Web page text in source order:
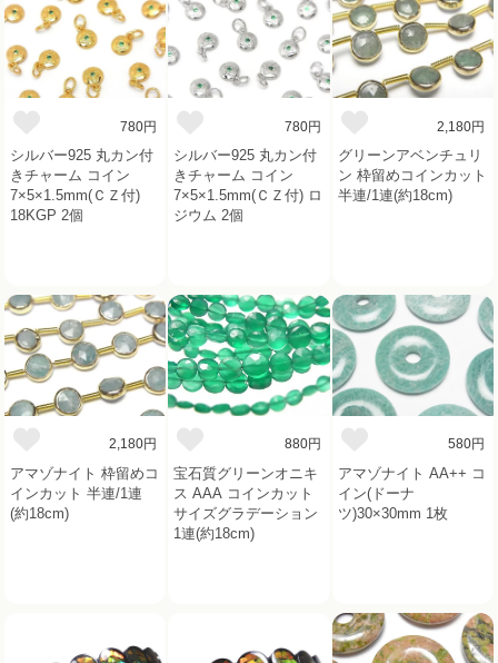
780円
シルバー925 丸カン付
きチャーム コイン
7×5×1.5mm(ＣＺ付)
18KGP 2個
780円
シルバー925 丸カン付
きチャーム コイン
7×5×1.5mm(ＣＺ付) ロ
ジウム 2個
2,180円
グリーンアベンチュリ
ン 枠留めコインカット
半連/1連(約18cm)
2,180円
アマゾナイト 枠留めコ
インカット 半連/1連
(約18cm)
880円
宝石質グリーンオニキ
ス AAA コインカット
サイズグラデーション
1連(約18cm)
580円
アマゾナイト AA++ コ
イン(ドーナ
ツ)30×30mm 1枚